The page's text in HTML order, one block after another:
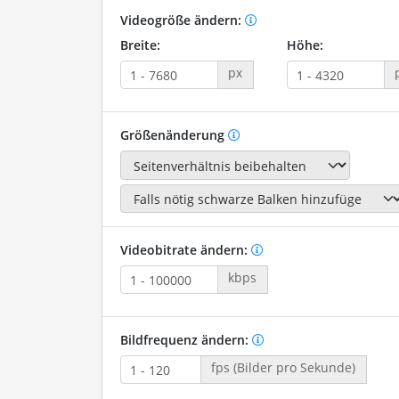
Videogröße ändern:
Breite:
px
Höhe:
Größenänderung
Videobitrate ändern:
kbps
Bildfrequenz ändern:
fps (Bilder pro Sekunde)